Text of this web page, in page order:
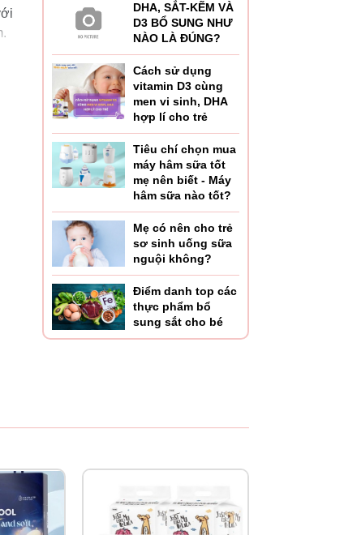
DHA, SẮT-KẼM VÀ
D3 BỔ SUNG NHƯ
NÀO LÀ ĐÚNG?
Cách sử dụng
vitamin D3 cùng
men vi sinh, DHA
hợp lí cho trẻ
Tiêu chí chọn mua
máy hâm sữa tốt
mẹ nên biết - Máy
hâm sữa nào tốt?
Mẹ có nên cho trẻ
sơ sinh uống sữa
nguội không?
Điểm danh top các
thực phẩm bổ
sung sắt cho bé